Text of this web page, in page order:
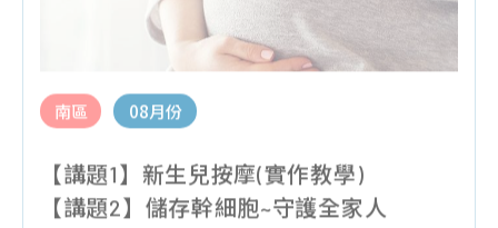
南區 08月份
【講題1】新生兒按摩(實作教學)
【講題2】儲存幹細胞~守護全家人